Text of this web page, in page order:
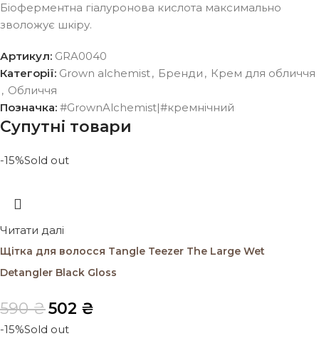
Біоферментна гіалуронова кислота максимально
зволожує шкіру.
Артикул: GRA0040
Категорії: Grown alchemist, Бренди , Крем для обличчя
, Обличчя
Позначка: #GrownAlchemist|#кремнічний
Супутні товари
-15%Sold out
Читати далі
Щітка для волосся Tangle Teezer The Large Wet
Detangler Black Gloss
590₴502 ₴
-15%Sold out